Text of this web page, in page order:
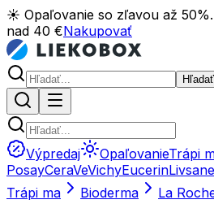
☀️ Opaľovanie so zľavou až
nad 40 €Nakupovať
Hľadať
Výpredaj OpaľovanieTrápi
PosayCeraVeVichyEucerinLivsane
Trápi ma
Bioderma La